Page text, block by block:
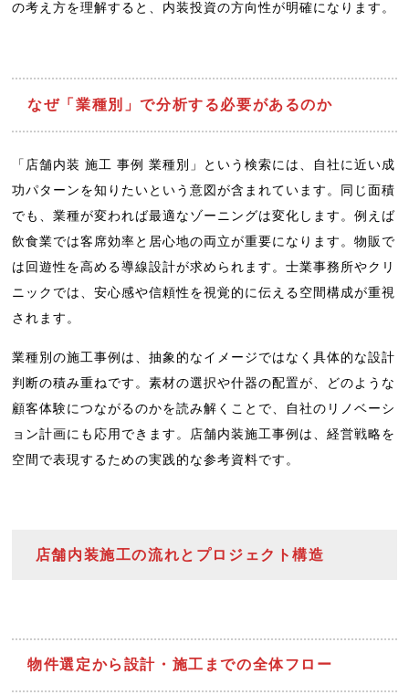
の考え方を理解すると、内装投資の方向性が明確になります。
なぜ「業種別」で分析する必要があるのか
「店舗内装 施工 事例 業種別」という検索には、自社に近い成
功パターンを知りたいという意図が含まれています。同じ面積
でも、業種が変われば最適なゾーニングは変化します。例えば
飲食業では客席効率と居心地の両立が重要になります。物販で
は回遊性を高める導線設計が求められます。士業事務所やクリ
ニックでは、安心感や信頼性を視覚的に伝える空間構成が重視
されます。
業種別の施工事例は、抽象的なイメージではなく具体的な設計
判断の積み重ねです。素材の選択や什器の配置が、どのような
顧客体験につながるのかを読み解くことで、自社のリノベーシ
ョン計画にも応用できます。店舗内装施工事例は、経営戦略を
空間で表現するための実践的な参考資料です。
店舗内装施工の流れとプロジェクト構造
物件選定から設計・施工までの全体フロー